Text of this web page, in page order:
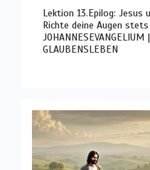
Lektion 13.Epilog: Jesus
Richte deine Augen
JOHANNESEVANGELIUM
GLAUBENSLEBEN